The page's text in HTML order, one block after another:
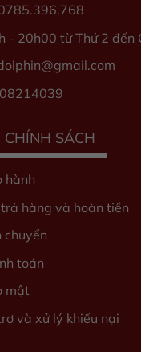
- 20h00 từ Thứ 2 đến
@gmail.com
SÁCH
hành
hàng và hoàn tiền
chuyển
toán
mật
và xử lý khiếu nại